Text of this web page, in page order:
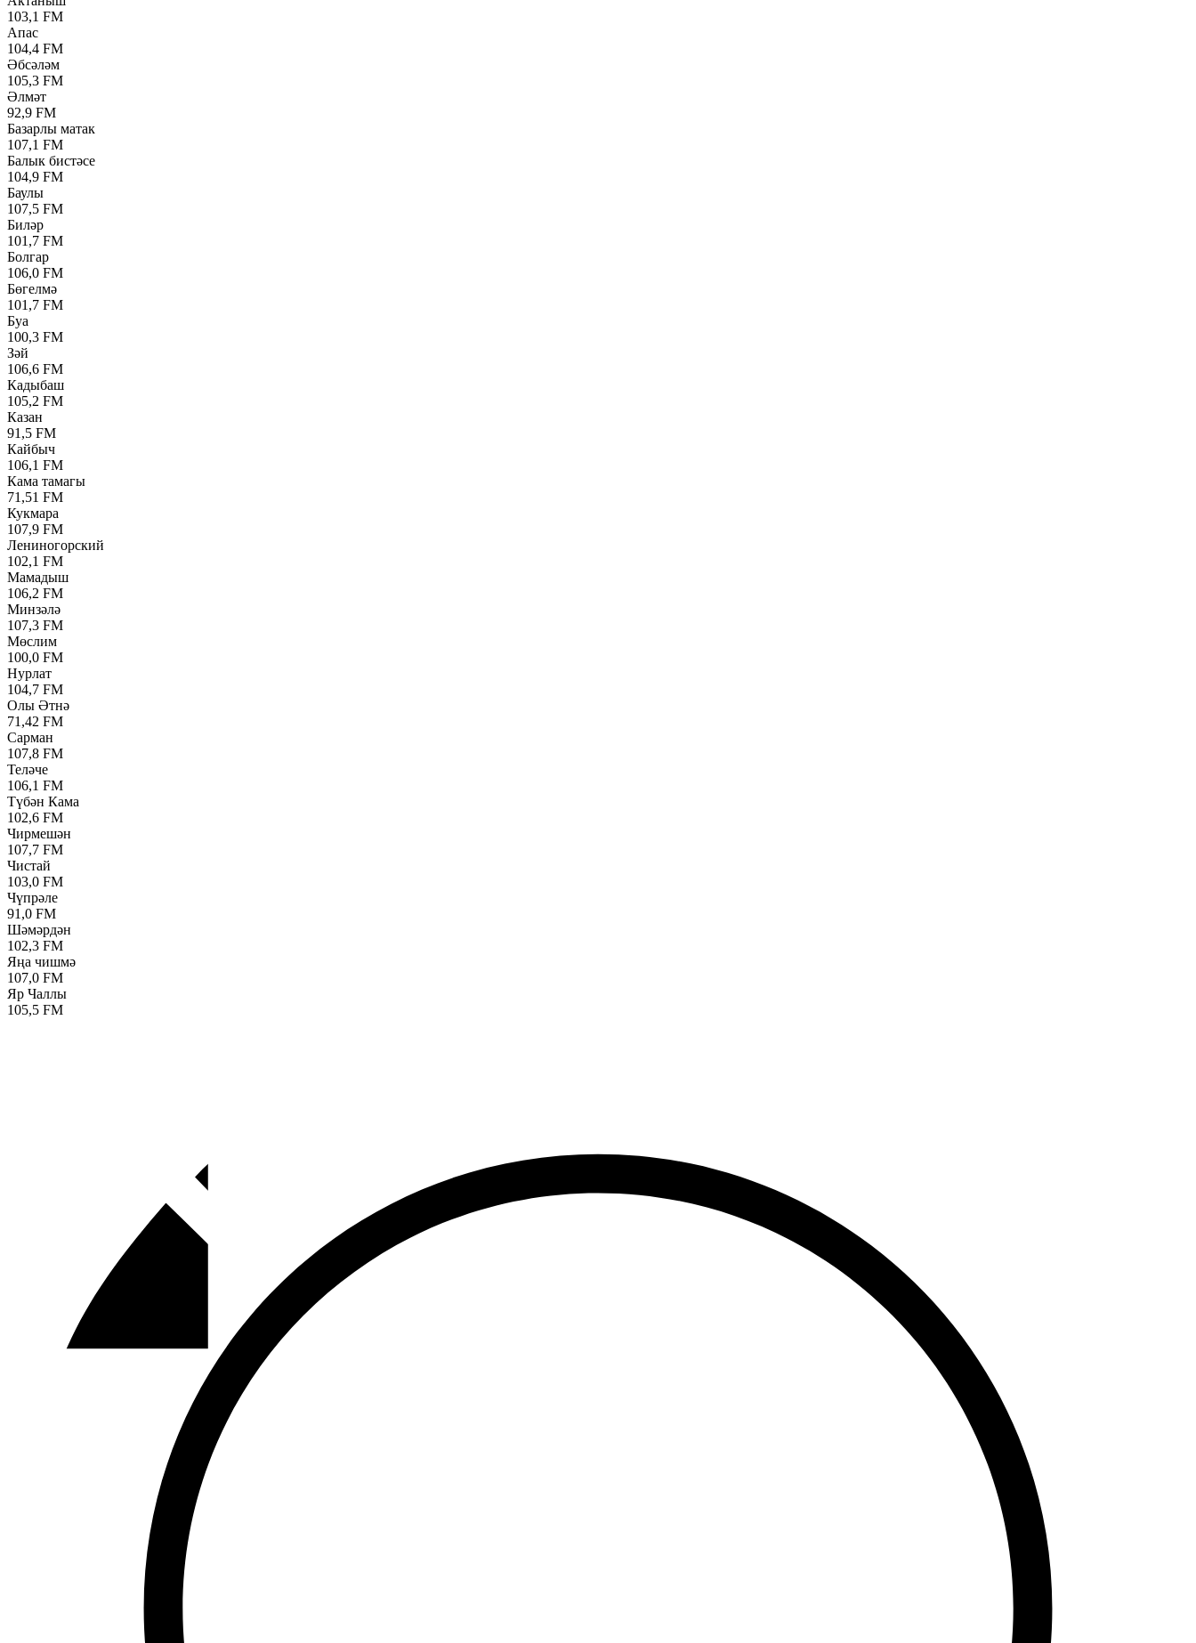
103,1 FM
Апас
104,4 FM
Әбсәләм
105,3 FM
Әлмәт
92,9 FM
Базарлы матак
107,1 FM
Балык бистәсе
104,9 FM
Баулы
107,5 FM
Биләр
101,7 FM
Болгар
106,0 FM
Бөгелмә
101,7 FM
Буа
100,3 FM
Зәй
106,6 FM
Кадыбаш
105,2 FM
Казан
91,5 FM
Кайбыч
106,1 FM
Кама тамагы
71,51 FM
Кукмара
107,9 FM
Лениногорский
102,1 FM
Мамадыш
106,2 FM
Минзәлә
107,3 FM
Мөслим
100,0 FM
Нурлат
104,7 FM
Олы Әтнә
71,42 FM
Сарман
107,8 FM
Теләче
106,1 FM
Түбән Кама
102,6 FM
Чирмешән
107,7 FM
Чистай
103,0 FM
Чүпрәле
91,0 FM
Шәмәрдән
102,3 FM
Яңа чишмә
107,0 FM
Яр Чаллы
105,5 FM